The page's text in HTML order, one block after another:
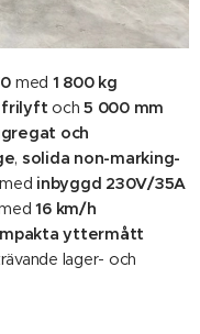
med 1 800 kg
frilyft och5 000 mm
och
, solida non-marking-
med inbyggd 230V/35A
16 km/h
yttermått
lager- och